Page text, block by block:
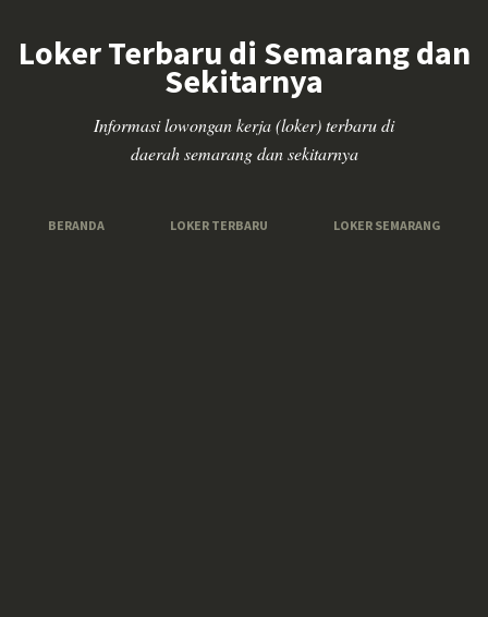
Loker Terbaru di Semarang dan
Sekitarnya
Informasi lowongan kerja (loker) terbaru di
daerah semarang dan sekitarnya
BERANDA LOKER TERBARU LOKER SEMARANG